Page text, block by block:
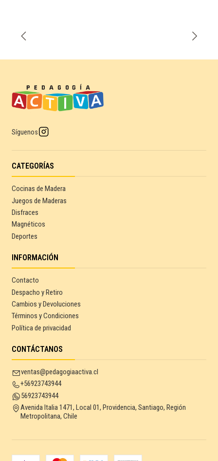
Síguenos
CATEGORÍAS
Cocinas de Madera
Juegos de Maderas
Disfraces
Magnéticos
Deportes
INFORMACIÓN
Contacto
Despacho y Retiro
Cambios y Devoluciones
Términos y Condiciones
Política de privacidad
CONTÁCTANOS
ventas@pedagogiaactiva.cl
+56923743944
56923743944
Avenida Italia 1471, Local 01, Providencia, Santiago, Región
Metropolitana, Chile